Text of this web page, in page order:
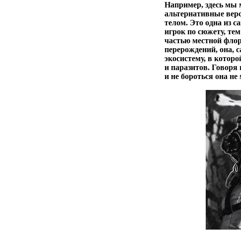
Например, здесь мы
альтернативные
телом. Это одна из
игрок по сюжету,
частью местной
перерождений, она,
экосистему, в
и паразитов.
и не бороться она